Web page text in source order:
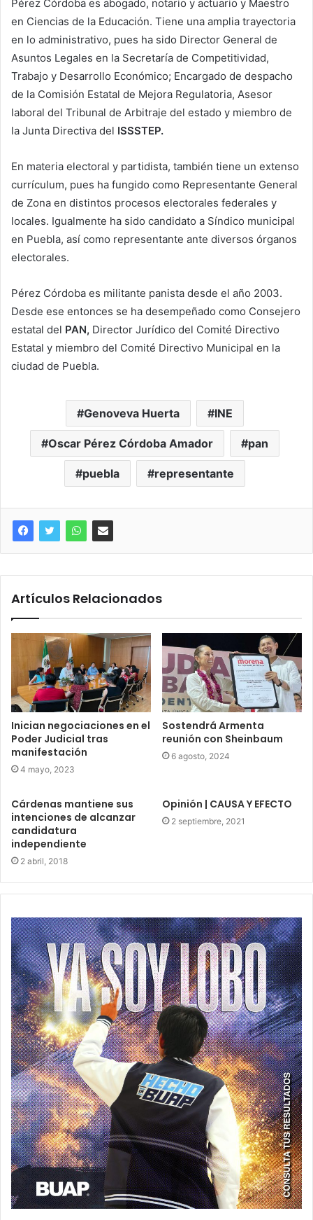
Pérez Córdoba es abogado, notario y actuario y Maestro
en Ciencias de la Educación. Tiene una amplia trayectoria
en lo administrativo, pues ha sido Director General de
Asuntos Legales en la Secretaría de Competitividad,
Trabajo y Desarrollo Económico; Encargado de despacho
de la Comisión Estatal de Mejora Regulatoria, Asesor
laboral del Tribunal de Arbitraje del estado y miembro de
la Junta Directiva del ISSSTEP.
En materia electoral y partidista, también tiene un extenso
currículum, pues ha fungido como Representante General
de Zona en distintos procesos electorales federales y
locales. Igualmente ha sido candidato a Síndico municipal
en Puebla, así como representante ante diversos órganos
electorales.
Pérez Córdoba es militante panista desde el año 2003.
Desde ese entonces se ha desempeñado como Consejero
estatal del PAN, Director Jurídico del Comité Directivo
Estatal y miembro del Comité Directivo Municipal en la
ciudad de Puebla.
Genoveva Huerta INE
Oscar Pérez Córdoba Amador pan
puebla representante
Artículos Relacionados
Inician negociaciones en el
Poder Judicial tras
manifestación
4 mayo, 2023
Sostendrá Armenta
reunión con Sheinbaum
6 agosto, 2024
Cárdenas mantiene sus
intenciones de alcanzar
candidatura
independiente
2 abril, 2018
Opinión | CAUSA Y EFECTO
2 septiembre, 2021